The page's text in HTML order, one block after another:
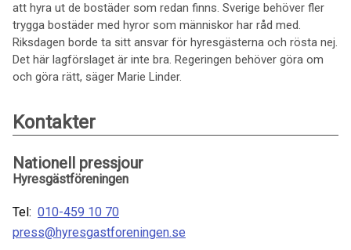
att hyra ut de bostäder som redan finns. Sverige behöver fler
trygga bostäder med hyror som människor har råd med.
Riksdagen borde ta sitt ansvar för hyresgästerna och rösta nej.
Det här lagförslaget är inte bra. Regeringen behöver göra om
och göra rätt, säger Marie Linder.
Kontakter
Nationell pressjour
Hyresgästföreningen
Tel: 010-459 10 70
press@hyresgastforeningen.se